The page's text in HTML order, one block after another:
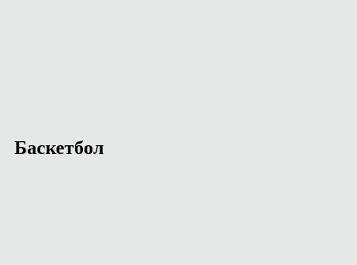
Баскетбол